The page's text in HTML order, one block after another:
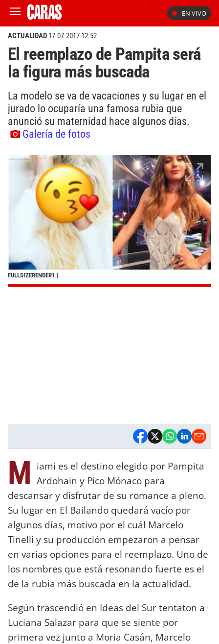
EN VIVO
ACTUALIDAD 17-07-2017 12:52
El reemplazo de Pampita será
la figura más buscada
La modelo se va de vacaciones y su lugar en el
jurado lo ocuparía una famosa rubia que
anunció su maternidad hace algunos días.
Galería de fotos
FULLSIZERENDER1 |
M iami es el destino elegido por Pampita
Ardohain y Pico Mónaco para
descansar y disfrutar de su romance a pleno.
Su lugar en El Bailando quedará vacío por
algunos días, motivo por el cuál Marcelo
Tinelli y su producción empezaron a pensar
en varias opciones para el reemplazo. Uno de
los nombres que está resonando fuerte es el
de la rubia más buscada en la actualidad.
Según trascendió en Ideas del Sur tentaton a
Luciana Salazar para que se siente por
primera vez junto a Moria Casán, Marcelo